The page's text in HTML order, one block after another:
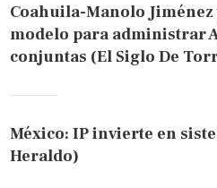
Coahuila-Manolo Jiménez
modelo para administrar
conjuntas (El Siglo De
México: IP invierte en
Heraldo)